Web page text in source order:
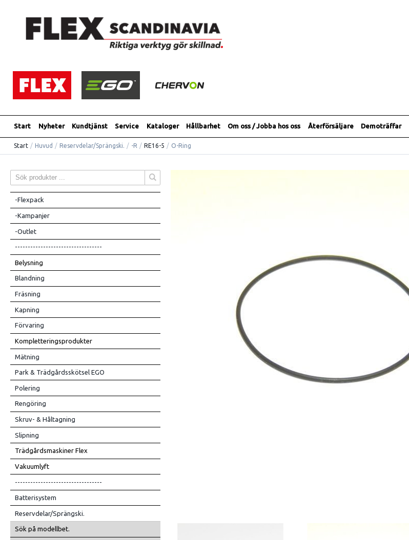
Start Nyheter Kundtjänst Service Kataloger Hållbarhet Om oss / Jobba hos oss Återförsäljare Demoträffar
Start / Huvud / Reservdelar/Sprängski. / -R / RE16-5 / O-Ring
-Flexpack
-Kampanjer
-Outlet
----------------------------------
Belysning
Blandning
Fräsning
Kapning
Förvaring
Kompletteringsprodukter
Mätning
Park & Trädgårdsskötsel EGO
Polering
Rengöring
Skruv- & Håltagning
Slipning
Trädgårdsmaskiner Flex
Vakuumlyft
----------------------------------
Batterisystem
Reservdelar/Sprängski.
Sök på modellbet.